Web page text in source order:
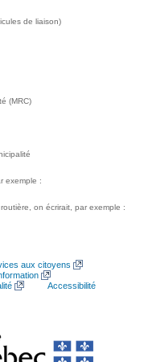
de liaison)
(MRC)
exemple :
on écrirait, par exemple :
aux citoyens
Accessibilité